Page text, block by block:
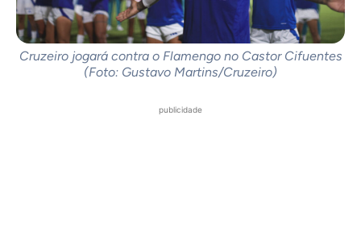
Cruzeiro jogará contra o Flamengo no Castor Cifuentes
(Foto: Gustavo Martins/Cruzeiro)
publicidade